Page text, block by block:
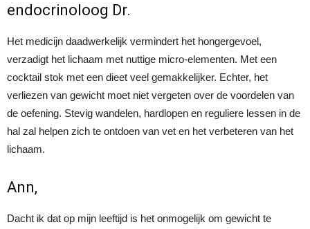
endocrinoloog Dr.
Het medicijn daadwerkelijk vermindert het hongergevoel,
verzadigt het lichaam met nuttige micro-elementen. Met een
cocktail stok met een dieet veel gemakkelijker. Echter, het
verliezen van gewicht moet niet vergeten over de voordelen van
de oefening. Stevig wandelen, hardlopen en reguliere lessen in de
hal zal helpen zich te ontdoen van vet en het verbeteren van het
lichaam.
Ann,
Dacht ik dat op mijn leeftijd is het onmogelijk om gewicht te